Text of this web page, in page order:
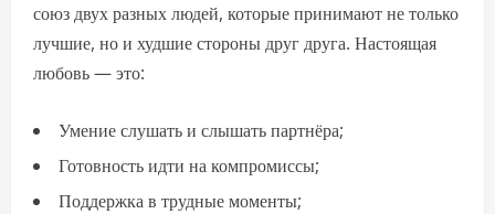
союз двух разных людей, которые принимают не только
лучшие, но и худшие стороны друг друга. Настоящая
любовь — это:
Умение слушать и слышать партнёра;
Готовность идти на компромиссы;
Поддержка в трудные моменты;